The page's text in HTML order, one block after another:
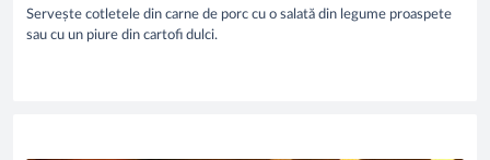
Servește cotletele din carne de porc cu o salată din legume proaspete
sau cu un piure din cartofi dulci.